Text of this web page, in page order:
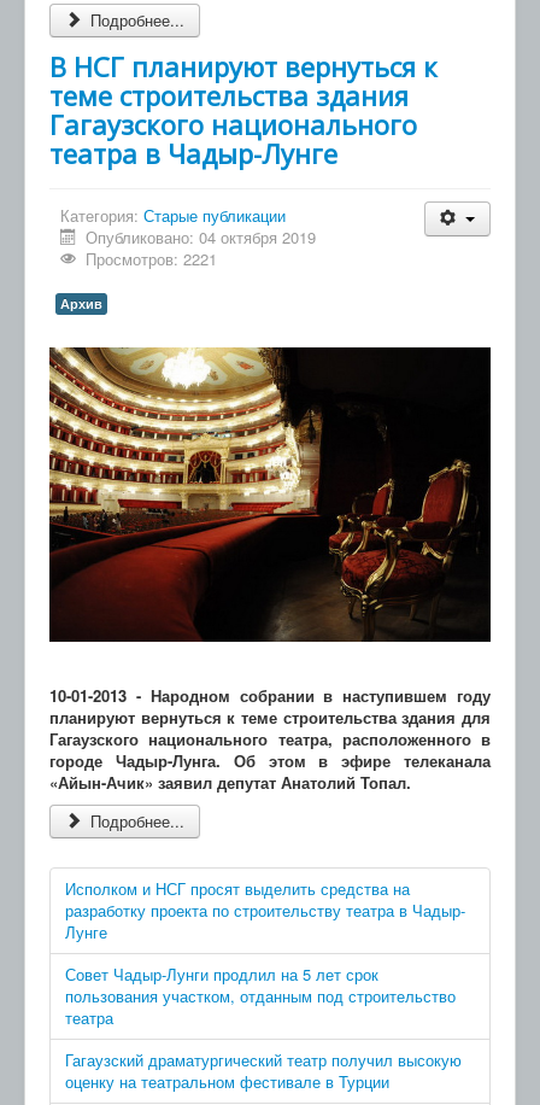
Подробнее...
В НСГ планируют вернуться к
теме строительства здания
Гагаузского национального
театра в Чадыр-Лунге
Категория: Старые публикации
Опубликовано: 04 октября 2019
Просмотров: 2221
Архив
10-01-2013 - Народном собрании в наступившем году
планируют вернуться к теме строительства здания для
Гагаузского национального театра, расположенного в
городе Чадыр-Лунга. Об этом в эфире телеканала
«Айын-Ачик» заявил депутат Анатолий Топал.
Подробнее...
Исполком и НСГ просят выделить средства на
разработку проекта по строительству театра в Чадыр-
Лунге
Совет Чадыр-Лунги продлил на 5 лет срок
пользования участком, отданным под строительство
театра
Гагаузский драматургический театр получил высокую
оценку на театральном фестивале в Турции